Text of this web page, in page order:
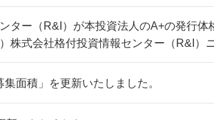
ター（R&I）が本投資法人のA+の発行
株式会社格付投資情報センター（R&I）
集面積」を更新いたしました。